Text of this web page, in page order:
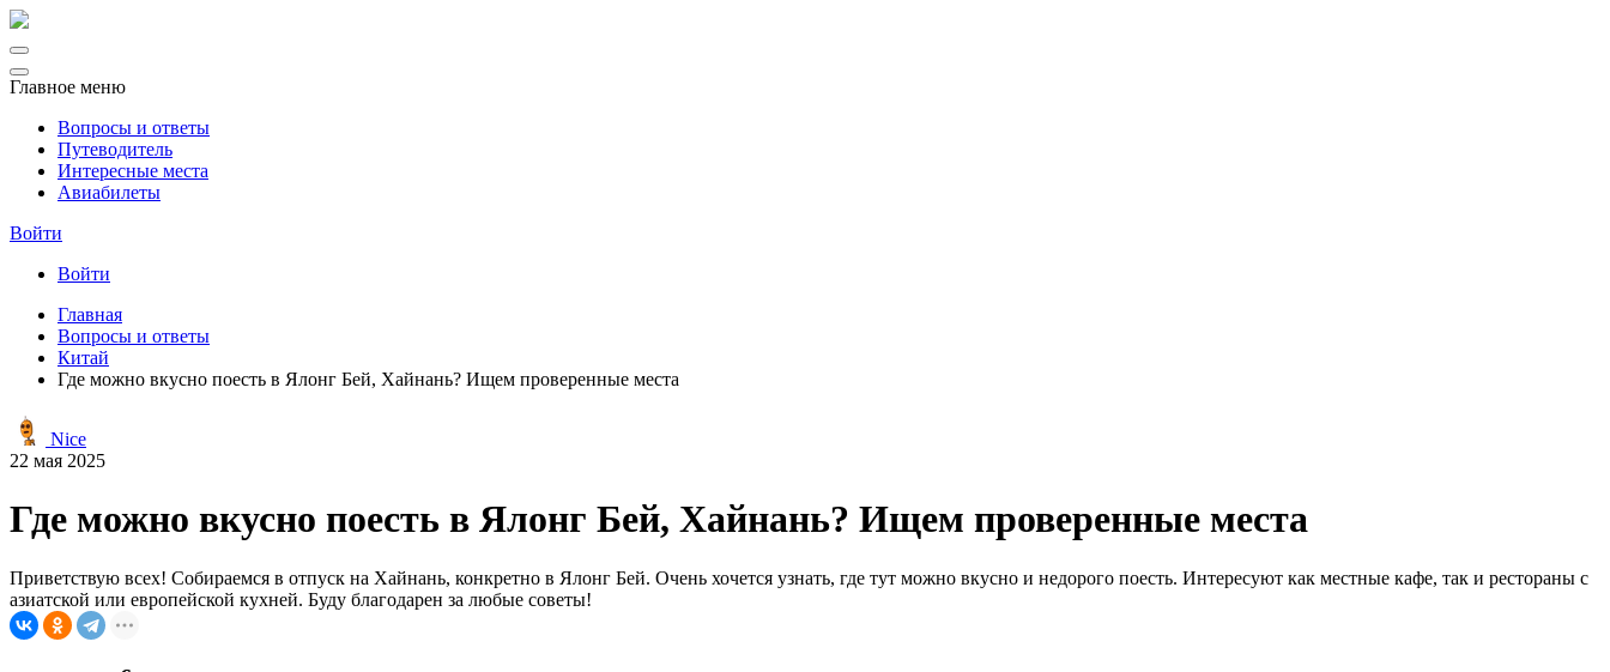
Главное меню
Вопросы и ответы
Путеводитель
Интересные места
Авиабилеты
Войти
Войти
Главная
Вопросы и ответы
Китай
Где можно вкусно поесть в Ялонг Бей, Хайнань? Ищем проверенные места
Nice
22 мая 2025
Где можно вкусно поесть в Ялонг Бей, Хайнань? Ищем проверенные места
Приветствую всех! Собираемся в отпуск на Хайнань, конкретно в Ялонг Бей. Очень хочется узнать, где тут можно вкусно и недорого поесть. Интересуют как местные кафе, так и рестораны с
азиатской или европейской кухней. Буду благодарен за любые советы!